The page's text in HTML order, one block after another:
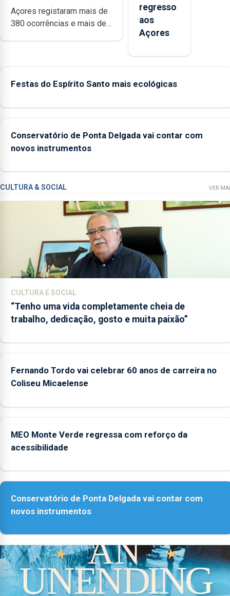
Açores registaram mais de
380 ocorrências e mais de
apresenta um “decréscimo
2022 e 2025
regresso
aos
Açores
Festas do Espírito Santo mais ecológicas
Conservatório de Ponta Delgada vai contar com
novos instrumentos
CULTURA & SOCIAL VER
CULTURA E SOCIAL
“Tenho uma vida completamente cheia de
trabalho, dedicação, gosto e muita paixão”
Fernando Tordo vai celebrar 60 anos de carreira no
Coliseu Micaelense
MEO Monte Verde regressa com reforço da
acessibilidade
Conservatório de Ponta Delgada vai contar com
novos instrumentos